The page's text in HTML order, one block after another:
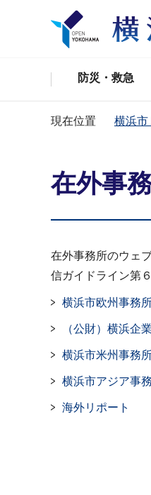
防災・救急
現在位置 横浜市
在外事
在外事務所のウェ
信ガイドライン第
横浜市欧州事務
（公財）横浜企
横浜市米州事務
横浜市アジア事
海外リポート